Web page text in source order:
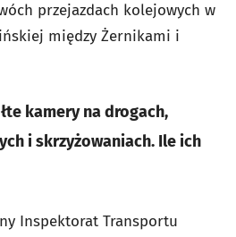
przejazdach kolejowych w
między Żernikami i
kamery na drogach,
i skrzyżowaniach. Ile ich
Inspektorat Transportu